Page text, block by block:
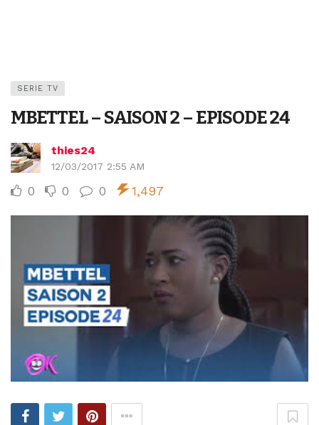
SERIE TV
MBETTEL – SAISON 2 – EPISODE 24
thies24
12/03/2017 2:55 AM
0 0 0 1,497